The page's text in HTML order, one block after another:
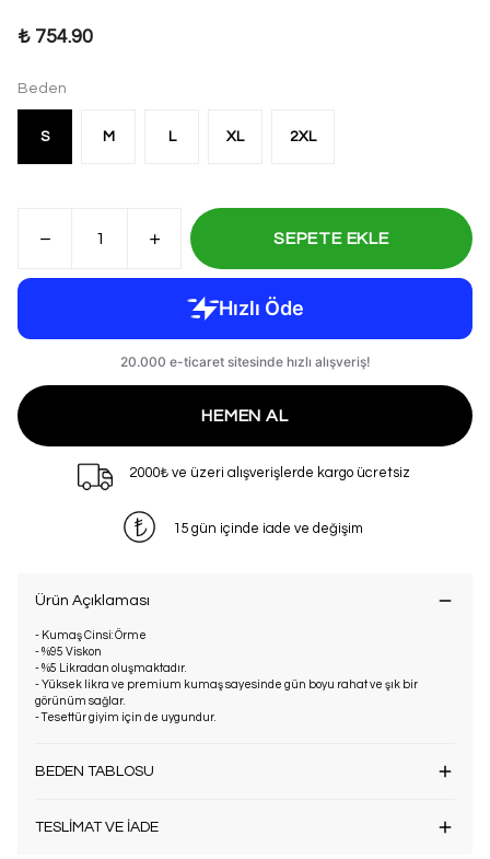
₺ 754.90
Beden
S M L XL 2XL
SEPETE EKLE
HEMEN AL
2000₺ ve üzeri alışverişlerde kargo ücretsiz
15 gün içinde iade ve değişim
Ürün Açıklaması
- Kumaş Cinsi: Örme
- %95 Viskon
- %5 Likradan oluşmaktadır.
- Yüksek likra ve premium kumaş sayesinde gün boyu rahat ve şık bir
görünüm sağlar.
- Tesettür giyim için de uygundur.
BEDEN TABLOSU
TESLİMAT VE İADE